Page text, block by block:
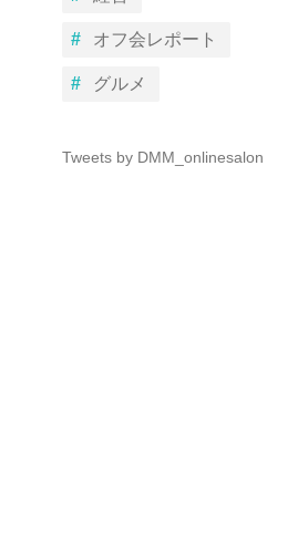
オフ会レポート
グルメ
Tweets by DMM_onlinesalon